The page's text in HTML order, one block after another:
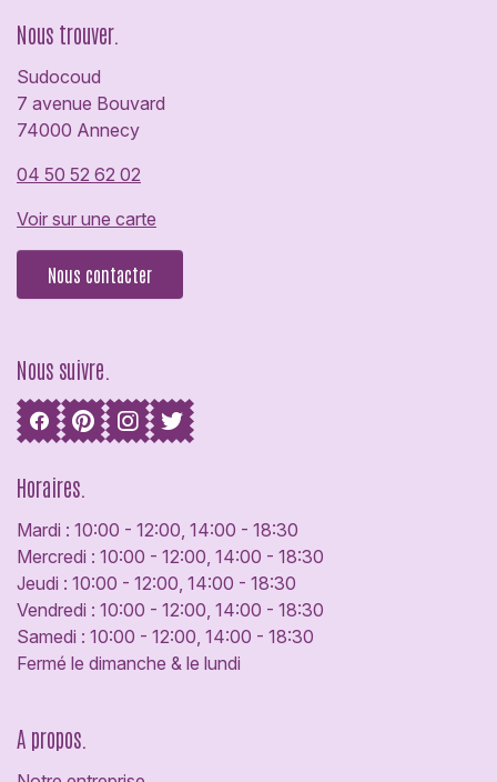
Nous trouver.
Sudocoud
7 avenue Bouvard
74000 Annecy
04 50 52 62 02
Voir sur une carte
Nous contacter
Nous suivre.
Horaires.
Mardi : 10:00 - 12:00, 14:00 - 18:30
Mercredi : 10:00 - 12:00, 14:00 - 18:30
Jeudi : 10:00 - 12:00, 14:00 - 18:30
Vendredi : 10:00 - 12:00, 14:00 - 18:30
Samedi : 10:00 - 12:00, 14:00 - 18:30
Fermé le dimanche & le lundi
A propos.